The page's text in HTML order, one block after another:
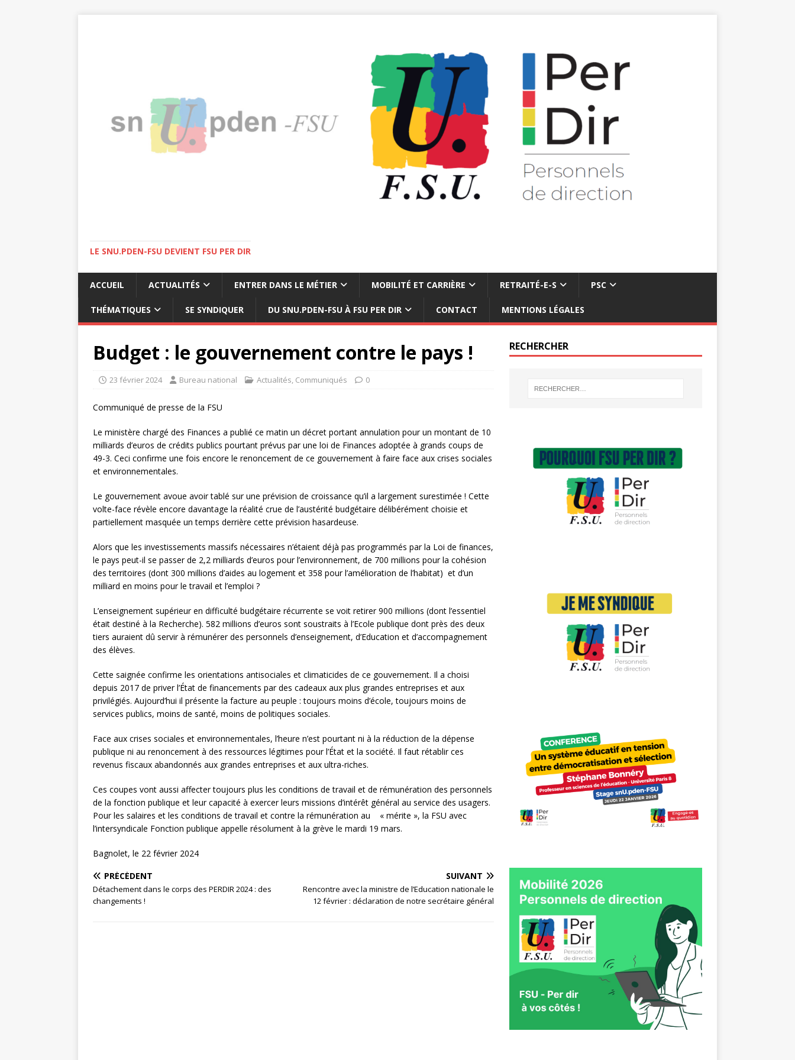
LE SNU.PDEN-FSU DEVIENT FSU PER DIR
ACCUEIL ACTUALITÉS ENTRER DANS LE MÉTIER MOBILITÉ ET CARRIÈRE RETRAITÉ-E-S PSC
THÉMATIQUES SE SYNDIQUER DU SNU.PDEN-FSU À FSU PER DIR CONTACT MENTIONS LÉGALES
Budget : le gouvernement contre le pays !
23 février 2024 Bureau national Actualités, Communiqués 0
Communiqué de presse de la FSU
Le ministère chargé des Finances a publié ce matin un décret portant annulation pour un montant de 10
milliards d’euros de crédits publics pourtant prévus par une loi de Finances adoptée à grands coups de
49-3. Ceci confirme une fois encore le renoncement de ce gouvernement à faire face aux crises sociales
et environnementales.
Le gouvernement avoue avoir tablé sur une prévision de croissance qu’il a largement surestimée ! Cette
volte-face révèle encore davantage la réalité crue de l’austérité budgétaire délibérément choisie et
partiellement masquée un temps derrière cette prévision hasardeuse.
Alors que les investissements massifs nécessaires n’étaient déjà pas programmés par la Loi de finances,
le pays peut-il se passer de 2,2 milliards d’euros pour l’environnement, de 700 millions pour la cohésion
des territoires (dont 300 millions d’aides au logement et 358 pour l’amélioration de l’habitat) et d’un
milliard en moins pour le travail et l’emploi ?
L’enseignement supérieur en difficulté budgétaire récurrente se voit retirer 900 millions (dont l’essentiel
était destiné à la Recherche). 582 millions d’euros sont soustraits à l’Ecole publique dont près des deux
tiers auraient dû servir à rémunérer des personnels d’enseignement, d’Education et d’accompagnement
des élèves.
Cette saignée confirme les orientations antisociales et climaticides de ce gouvernement. Il a choisi
depuis 2017 de priver l’État de financements par des cadeaux aux plus grandes entreprises et aux
privilégiés. Aujourd’hui il présente la facture au peuple : toujours moins d’école, toujours moins de
services publics, moins de santé, moins de politiques sociales.
Face aux crises sociales et environnementales, l’heure n’est pourtant ni à la réduction de la dépense
publique ni au renoncement à des ressources légitimes pour l’État et la société. Il faut rétablir ces
revenus fiscaux abandonnés aux grandes entreprises et aux ultra-riches.
Ces coupes vont aussi affecter toujours plus les conditions de travail et de rémunération des personnels
de la fonction publique et leur capacité à exercer leurs missions d’intérêt général au service des usagers.
Pour les salaires et les conditions de travail et contre la rémunération au « mérite », la FSU avec
l’intersyndicale Fonction publique appelle résolument à la grève le mardi 19 mars.
Bagnolet, le 22 février 2024
PRÉCÉDENT
Détachement dans le corps des PERDIR 2024 : des
changements !
SUIVANT
Rencontre avec la ministre de l’Education nationale le
12 février : déclaration de notre secrétaire général
RECHERCHER